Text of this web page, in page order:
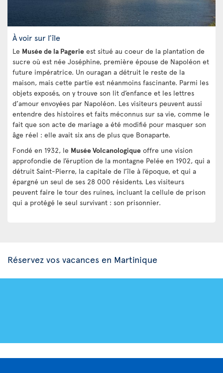
À voir sur l’île
Le Musée de la Pagerie est situé au coeur de la plantation de
sucre où est née Joséphine, première épouse de Napoléon et
future impératrice. Un ouragan a détruit le reste de la
maison, mais cette partie est néanmoins fascinante. Parmi les
objets exposés, on y trouve son lit d’enfance et les lettres
d’amour envoyées par Napoléon. Les visiteurs peuvent aussi
entendre des histoires et faits méconnus sur sa vie, comme le
fait que son acte de mariage a été modifié pour masquer son
âge réel : elle avait six ans de plus que Bonaparte.
Fondé en 1932, le Musée Volcanologique offre une vision
approfondie de l’éruption de la montagne Pelée en 1902, qui a
détruit Saint-Pierre, la capitale de l’île à l’époque, et qui a
épargné un seul de ses 28 000 résidents. Les visiteurs
peuvent faire le tour des ruines, incluant la cellule de prison
qui a protégé le seul survivant : son prisonnier.
Réservez vos vacances en Martinique